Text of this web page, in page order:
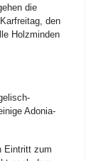
die
den
Holzminden
Adonia-
Eintritt zum